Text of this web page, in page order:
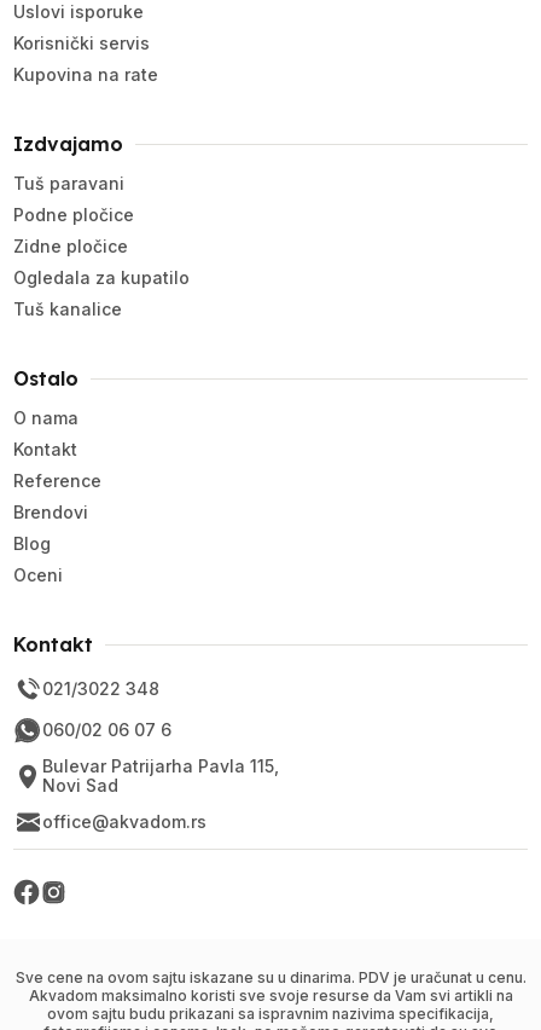
Uslovi isporuke
Korisnički servis
Kupovina na rate
Izdvajamo
Tuš paravani
Podne pločice
Zidne pločice
Ogledala za kupatilo
Tuš kanalice
Ostalo
O nama
Kontakt
Reference
Brendovi
Blog
Oceni
Kontakt
021/3022 348
060/02 06 07 6
Bulevar Patrijarha Pavla 115,
Novi Sad
office@akvadom.rs
Sve cene na ovom sajtu iskazane su u dinarima. PDV je uračunat u cenu.
Akvadom maksimalno koristi sve svoje resurse da Vam svi artikli na
ovom sajtu budu prikazani sa ispravnim nazivima specifikacija,